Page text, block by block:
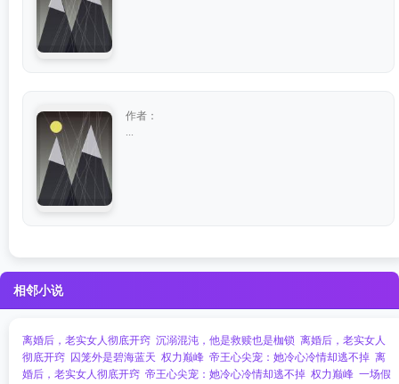
作者：
相邻小说
离婚后，老实女人彻底开窍 沉溺混沌，他是救赎也是枷锁 离婚后，老实女人
彻底开窍 囚笼外是碧海蓝天 权力巅峰 帝王心尖宠：她冷心冷情却逃不掉​​ 离
婚后，老实女人彻底开窍 帝王心尖宠：她冷心冷情却逃不掉​​ 权力巅峰 一场假